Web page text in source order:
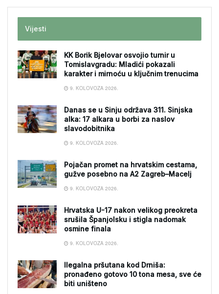
Vijesti
KK Borik Bjelovar osvojio turnir u
Tomislavgradu: Mladići pokazali
karakter i mirnoću u ključnim trenucima
9. KOLOVOZA 2026.
Danas se u Sinju održava 311. Sinjska
alka: 17 alkara u borbi za naslov
slavodobitnika
9. KOLOVOZA 2026.
Pojačan promet na hrvatskim cestama,
gužve posebno na A2 Zagreb–Macelj
9. KOLOVOZA 2026.
Hrvatska U-17 nakon velikog preokreta
srušila Španjolsku i stigla nadomak
osmine finala
9. KOLOVOZA 2026.
Ilegalna pršutana kod Drniša:
pronađeno gotovo 10 tona mesa, sve će
biti uništeno